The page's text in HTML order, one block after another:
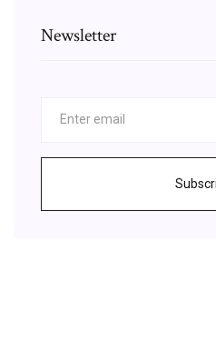
Newsletter